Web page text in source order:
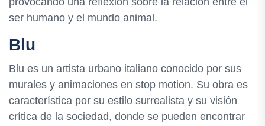
ser humano y el mundo animal.
Blu
Blu es un artista urbano italiano conocido por sus
murales y animaciones en stop motion. Su obra es
característica por su estilo surrealista y su visión
crítica de la sociedad, donde se pueden encontrar